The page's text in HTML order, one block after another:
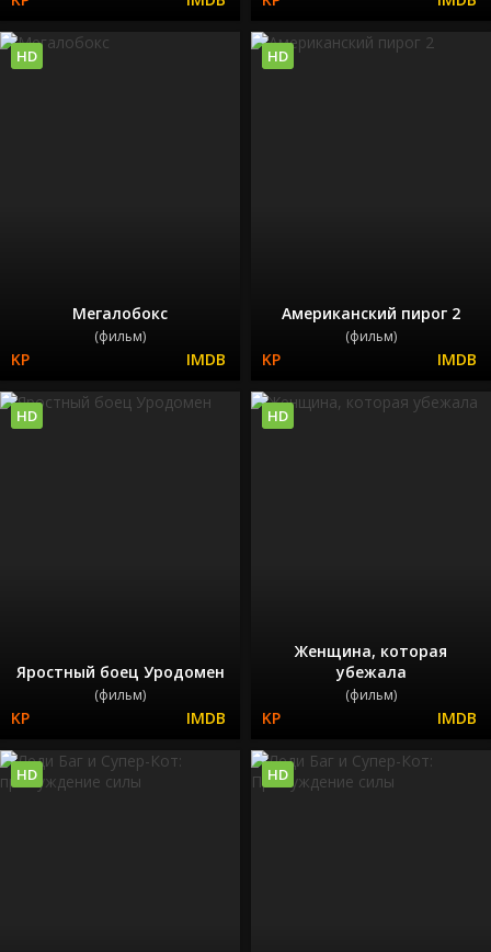
Мегалобокс
(фильм)
HD
Американский пирог 2
(фильм)
HD
Яростный боец Уродомен
(фильм)
HD
Женщина, которая
убежала
(фильм)
HD
HD HD